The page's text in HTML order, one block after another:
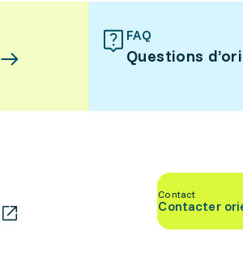
FAQ
Questions
Contact
Contacter